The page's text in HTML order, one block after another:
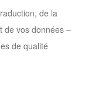
de la
de vos données –
de qualité